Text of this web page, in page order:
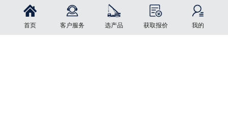
首页 客户服务 选产品 获取报价 我的
立即询价
XP265IV